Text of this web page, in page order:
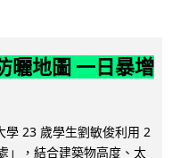
曬地圖 一日暴增
學 23 歲學生劉敏俊利用 2
」，結合建築物高度、太